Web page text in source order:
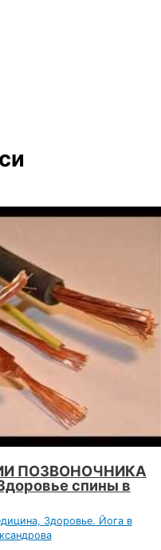
ПОЗВОНОЧНИКА
спины в
Здоровье. Йога в